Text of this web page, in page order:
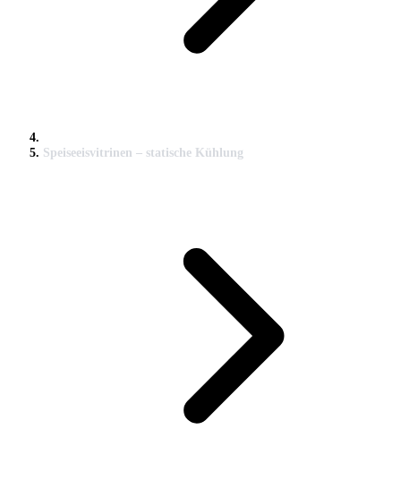
Speiseeisvitrinen – statische Kühlung